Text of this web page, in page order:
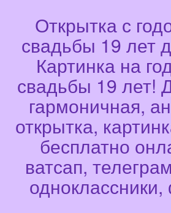
Открытка с
свадьбы 19 лет
Картинка на
свадьбы 19 лет!
гармоничная,
открытка,
бесплатно
ватсап,
одноклассники,